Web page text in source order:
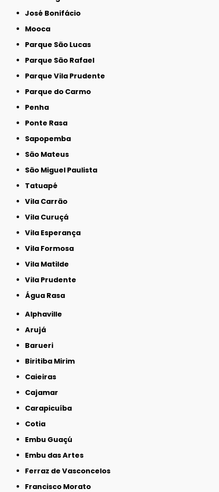
José Bonifácio
Mooca
Parque São Lucas
Parque São Rafael
Parque Vila Prudente
Parque do Carmo
Penha
Ponte Rasa
Sapopemba
São Mateus
São Miguel Paulista
Tatuapé
Vila Carrão
Vila Curuçá
Vila Esperança
Vila Formosa
Vila Matilde
Vila Prudente
Água Rasa
Alphaville
Arujá
Barueri
Biritiba Mirim
Caieiras
Cajamar
Carapicuíba
Cotia
Embu Guaçú
Embu das Artes
Ferraz de Vasconcelos
Francisco Morato